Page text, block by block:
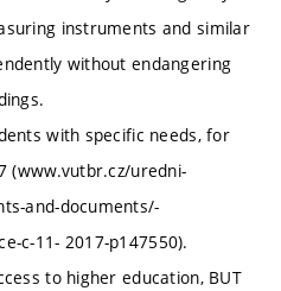
instruments and similar
without endangering
with specific needs, for
(www.vutbr.cz/uredni-
and-documents/-
c-11- 2017-p147550).
to higher education, BUT